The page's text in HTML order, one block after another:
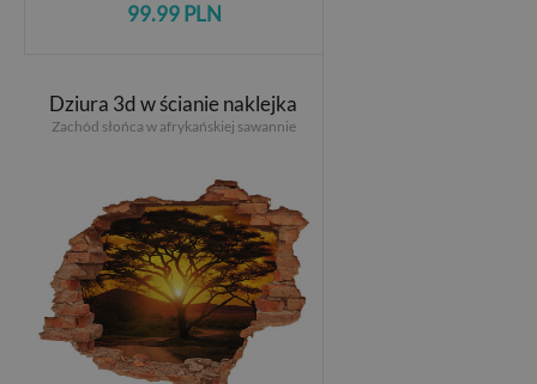
99.99 PLN
Dziura 3d w ścianie naklejka
Zachód słońca w afrykańskiej sawannie